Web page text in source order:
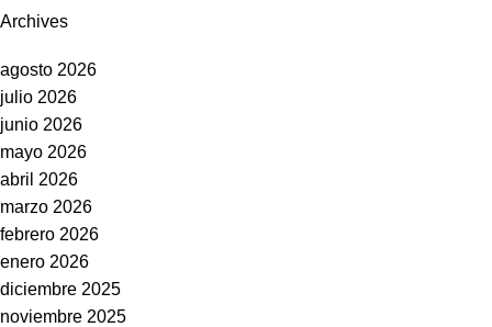
Archives
agosto 2026
julio 2026
junio 2026
mayo 2026
abril 2026
marzo 2026
febrero 2026
enero 2026
diciembre 2025
noviembre 2025